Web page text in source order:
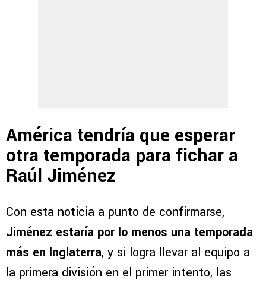
América tendría que esperar
otra temporada para fichar a
Raúl Jiménez
Con esta noticia a punto de confirmarse,
Jiménez estaría por lo menos una temporada
más en Inglaterra, y si logra llevar al equipo a
la primera división en el primer intento, las